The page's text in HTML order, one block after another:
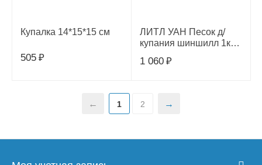
Купалка 14*15*15 см
505 ₽
ЛИТЛ УАН Песок д/
купания шиншилл 1кг
1 060 ₽
1 2